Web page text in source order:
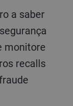
a saber
monitore
recalls